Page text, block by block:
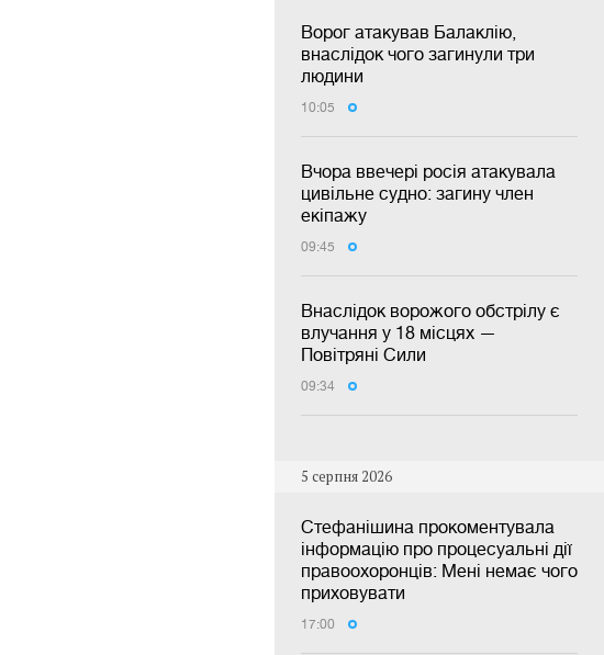
Ворог атакував Балаклію,
внаслідок чого загинули три
людини
10:05
Вчора ввечері росія атакувала
цивільне судно: загину член
екіпажу
09:45
Внаслідок ворожого обстрілу є
влучання у 18 місцях —
Повітряні Сили
09:34
5 серпня 2026
Стефанішина прокоментувала
інформацію про процесуальні дії
правоохоронців: Мені немає чого
приховувати
17:00